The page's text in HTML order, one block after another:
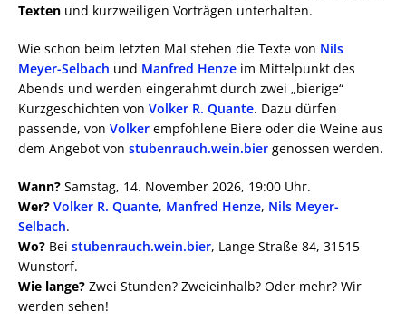
Texten und kurzweiligen Vorträgen unterhalten.
Wie schon beim letzten Mal stehen die Texte von Nils
Meyer-Selbach und Manfred Henze im Mittelpunkt des
Abends und werden eingerahmt durch zwei „bierige“
Kurzgeschichten von Volker R. Quante. Dazu dürfen
passende, von Volker empfohlene Biere oder die Weine aus
dem Angebot von stubenrauch.wein.bier genossen werden.
Wann? Samstag, 14. November 2026, 19:00 Uhr.
Wer? Volker R. Quante, Manfred Henze, Nils Meyer-
Selbach.
Wo? Bei stubenrauch.wein.bier, Lange Straße 84, 31515
Wunstorf.
Wie lange? Zwei Stunden? Zweieinhalb? Oder mehr? Wir
werden sehen!